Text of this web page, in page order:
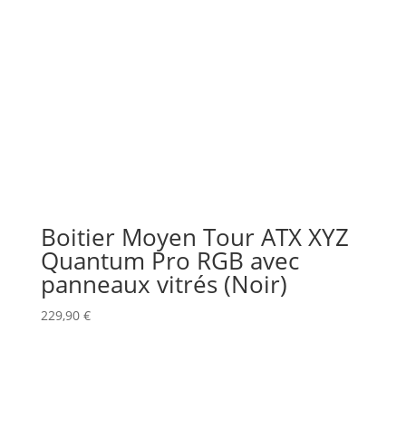
Boitier Moyen Tour ATX XYZ
Quantum Pro RGB avec
panneaux vitrés (Noir)
229,90 €